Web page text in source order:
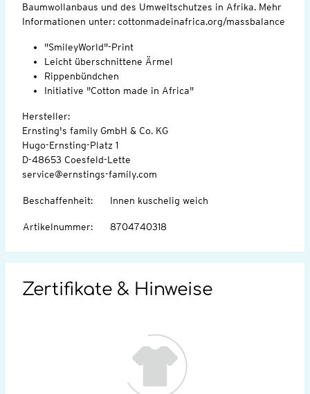
Baumwollanbaus und des Umweltschutzes in Afrika. Mehr
Informationen unter: cottonmadeinafrica.org/massbalance
"SmileyWorld"-Print
Leicht überschnittene Ärmel
Rippenbündchen
Initiative "Cotton made in Africa"
Hersteller:
Ernsting's family GmbH & Co. KG
Hugo-Ernsting-Platz 1
D-48653 Coesfeld-Lette
service@ernstings-family.com
Beschaffenheit: Innen kuschelig weich
Artikelnummer: 8704740318
Zertifikate & Hinweise